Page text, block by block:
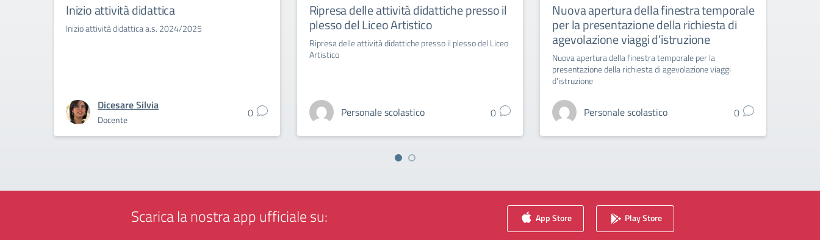
Inizio attività didattica
Inizio attività didattica a.s. 2024/2025
Dicesare Silvia
Docente 0
Ripresa delle attività didattiche presso il
plesso del Liceo Artistico
Ripresa delle attività didattiche presso il plesso del Liceo
Artistico
Personale scolastico 0
Nuova apertura della finestra temporale
per la presentazione della richiesta di
agevolazione viaggi d’istruzione
Nuova apertura della finestra temporale per la
presentazione della richiesta di agevolazione viaggi
d'istruzione
Personale scolastico 0
Scarica la nostra app ufficiale su: App Store Play Store